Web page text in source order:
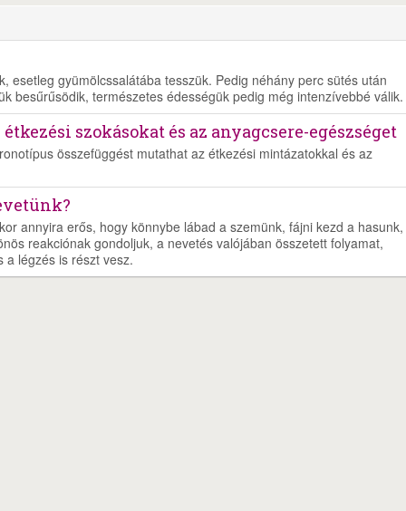
esetleg gyümölcssalátába tesszük. Pedig néhány perc sütés után
besűrűsödik, természetes édességük pedig még intenzívebbé válik.
szokásokat és az anyagcsere-egészséget
összefüggést mutathat az étkezési mintázatokkal és az
annyira erős, hogy könnybe lábad a szemünk, fájni kezd a
reakciónak gondoljuk, a nevetés valójában összetett folyamat,
a légzés is részt vesz.